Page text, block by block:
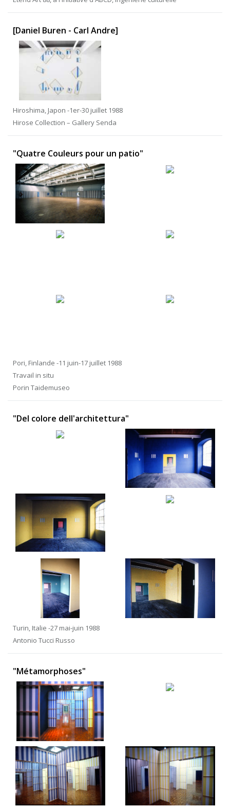
[Daniel Buren - Carl Andre]
Hiroshima, Japon -1er-30 juillet 1988
Hirose Collection – Gallery Senda
"Quatre Couleurs pour un patio"
Pori, Finlande -11 juin-17 juillet 1988
Travail in situ
Porin Taidemuseo
"Del colore dell'architettura"
Turin, Italie -27 mai-juin 1988
Antonio Tucci Russo
"Métamorphoses"